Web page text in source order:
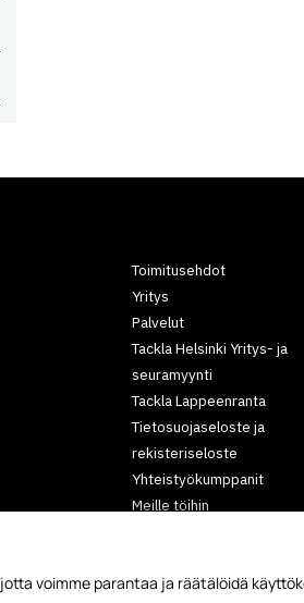
Toimitusehdot
Yritys
Palvelut
Tackla Helsinki Yritys- ja
seuramyynti
Tackla Lappeenranta
Tietosuojaseloste ja
rekisteriseloste
Yhteistyökumppanit
Meille töihin
voimme parantaa ja räätälöidä